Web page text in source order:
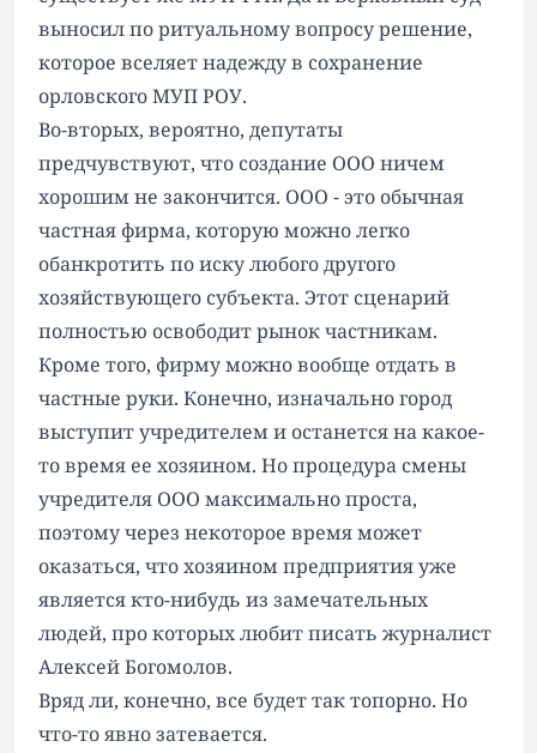
выносил по ритуальному вопросу решение,
которое вселяет надежду в сохранение
орловского МУП РОУ.
Во-вторых, вероятно, депутаты
предчувствуют, что создание ООО ничем
хорошим не закончится. ООО - это обычная
частная фирма, которую можно легко
обанкротить по иску любого другого
хозяйствующего субъекта. Этот сценарий
полностью освободит рынок частникам.
Кроме того, фирму можно вообще отдать в
частные руки. Конечно, изначально город
выступит учредителем и останется на какое-
то время ее хозяином. Но процедура смены
учредителя ООО максимально проста,
поэтому через некоторое время может
оказаться, что хозяином предприятия уже
является кто-нибудь из замечательных
людей, про которых любит писать журналист
Алексей Богомолов.
Вряд ли, конечно, все будет так топорно. Но
что-то явно затевается.